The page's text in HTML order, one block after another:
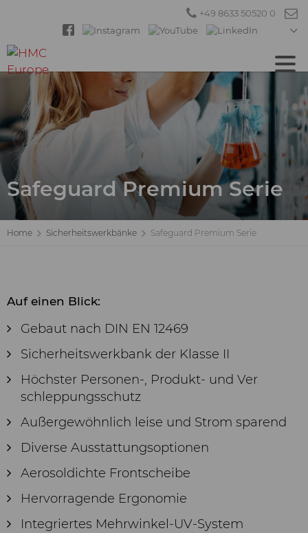
+49 8633 50520 0
Safeguard Premium Serie
Home Sicherheitswerkbänke Safeguard Premium Serie
Auf einen Blick:
Gebaut nach DIN EN 12469
Sicherheitswerkbank der Klasse II
Höchster Personen-, Produkt- und Ver
schleppungsschutz
Außergewöhnlich leise und Strom sparend
Diverse Ausstattungsoptionen
Aerosoldichte Frontscheibe
Hervorragende Ergonomie
Integriertes Mehrwinkel-UV-System